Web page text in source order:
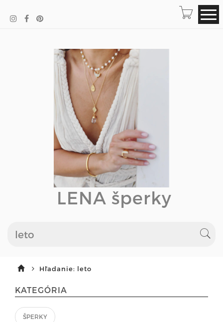
LENA šperky
Hľadanie: leto
KATEGÓRIA
ŠPERKY